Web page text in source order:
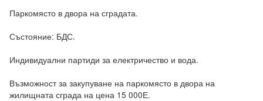
Паркомясто в двора на сградата.
Състояние: БДС.
Индивидуални партиди за електричество и вода.
Възможност за закупуване на паркомясто в двора на
жилищната сграда на цена 15 000Е.